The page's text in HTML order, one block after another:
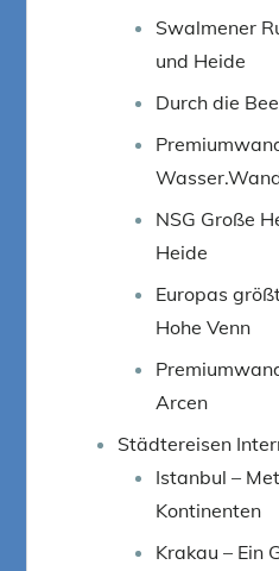
Swalmener
und Heide
Durch die
NSG Große
Heide
Europas
Hohe Venn
Arcen
Städtereisen
Istanbul –
Kontinenten
Krakau – Ein